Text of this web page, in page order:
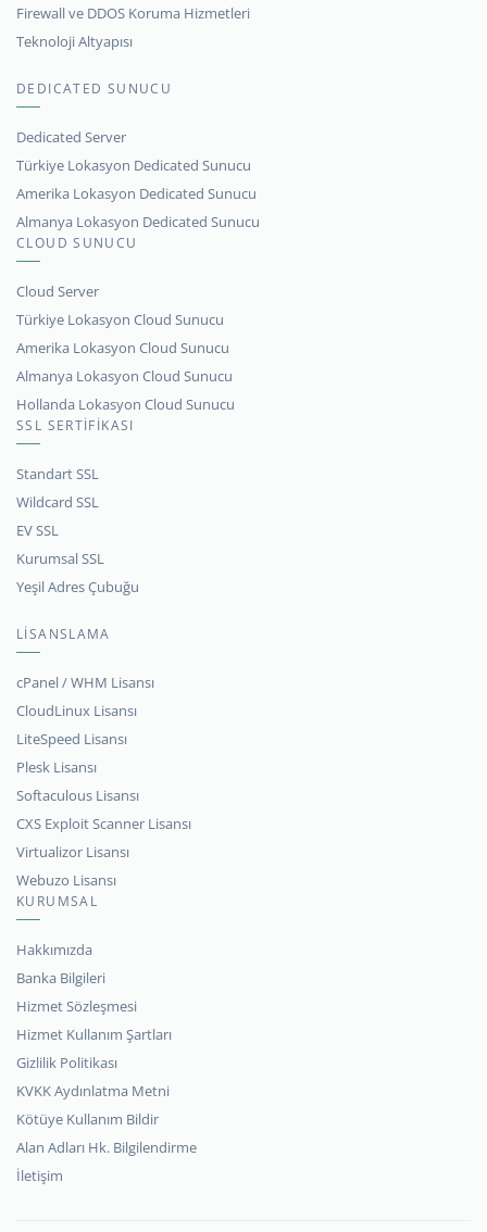
Firewall ve DDOS Koruma Hizmetleri
Teknoloji Altyapısı
DEDICATED SUNUCU
Dedicated Server
Türkiye Lokasyon Dedicated Sunucu
Amerika Lokasyon Dedicated Sunucu
Almanya Lokasyon Dedicated Sunucu
CLOUD SUNUCU
Cloud Server
Türkiye Lokasyon Cloud Sunucu
Amerika Lokasyon Cloud Sunucu
Almanya Lokasyon Cloud Sunucu
Hollanda Lokasyon Cloud Sunucu
SSL SERTİFİKASI
Standart SSL
Wildcard SSL
EV SSL
Kurumsal SSL
Yeşil Adres Çubuğu
LİSANSLAMA
cPanel / WHM Lisansı
CloudLinux Lisansı
LiteSpeed Lisansı
Plesk Lisansı
Softaculous Lisansı
CXS Exploit Scanner Lisansı
Virtualizor Lisansı
Webuzo Lisansı
KURUMSAL
Hakkımızda
Banka Bilgileri
Hizmet Sözleşmesi
Hizmet Kullanım Şartları
Gizlilik Politikası
KVKK Aydınlatma Metni
Kötüye Kullanım Bildir
Alan Adları Hk. Bilgilendirme
İletişim